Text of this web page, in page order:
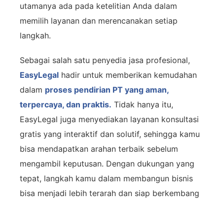
utamanya ada pada ketelitian Anda dalam
memilih layanan dan merencanakan setiap
langkah.
Sebagai salah satu penyedia jasa profesional,
EasyLegal hadir untuk memberikan kemudahan
dalam proses pendirian PT yang aman,
terpercaya, dan praktis. Tidak hanya itu,
EasyLegal juga menyediakan layanan konsultasi
gratis yang interaktif dan solutif, sehingga kamu
bisa mendapatkan arahan terbaik sebelum
mengambil keputusan. Dengan dukungan yang
tepat, langkah kamu dalam membangun bisnis
bisa menjadi lebih terarah dan siap berkembang